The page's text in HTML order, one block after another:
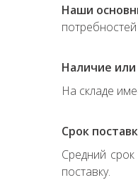
Наши
Наличие или
На складе
Срок
Средний
поставку.